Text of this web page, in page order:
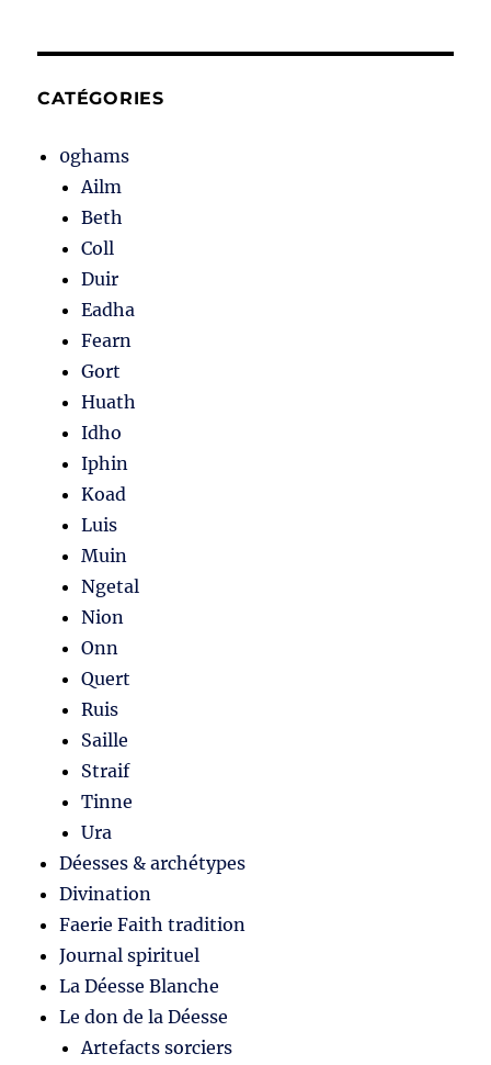
CATÉGORIES
0ghams
Ailm
Beth
Coll
Duir
Eadha
Fearn
Gort
Huath
Idho
Iphin
Koad
Luis
Muin
Ngetal
Nion
Onn
Quert
Ruis
Saille
Straif
Tinne
Ura
Déesses & archétypes
Divination
Faerie Faith tradition
Journal spirituel
La Déesse Blanche
Le don de la Déesse
Artefacts sorciers